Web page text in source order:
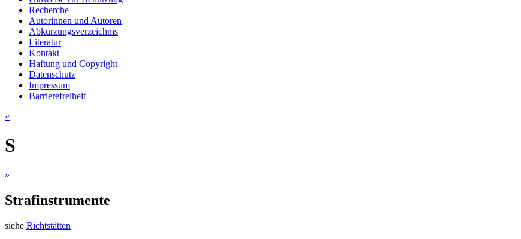
Recherche
Autorinnen und Autoren
Abkürzungsverzeichnis
Literatur
Kontakt
Haftung und Copyright
Datenschutz
Impressum
Barrierefreiheit
«
S
»
Strafinstrumente
siehe Richtstätten